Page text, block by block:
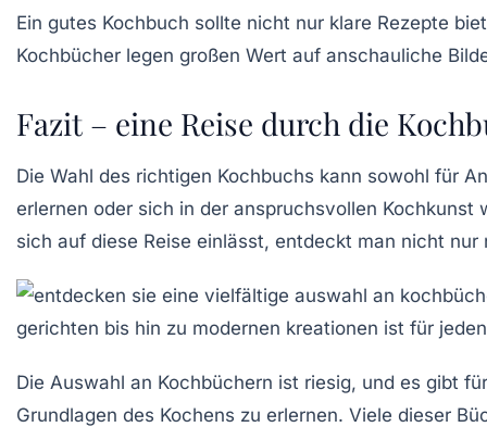
Ein gutes Kochbuch sollte nicht nur klare Rezepte
Kochbücher legen großen Wert auf anschauliche
Fazit – eine Reise durch die
Die Wahl des richtigen Kochbuchs kann sowohl für
erlernen oder sich in der anspruchsvollen
sich auf diese Reise einlässt, entdeckt man nicht
Die Auswahl an Kochbüchern ist riesig, und es gibt
Grundlagen des Kochens zu erlernen. Viele dieser